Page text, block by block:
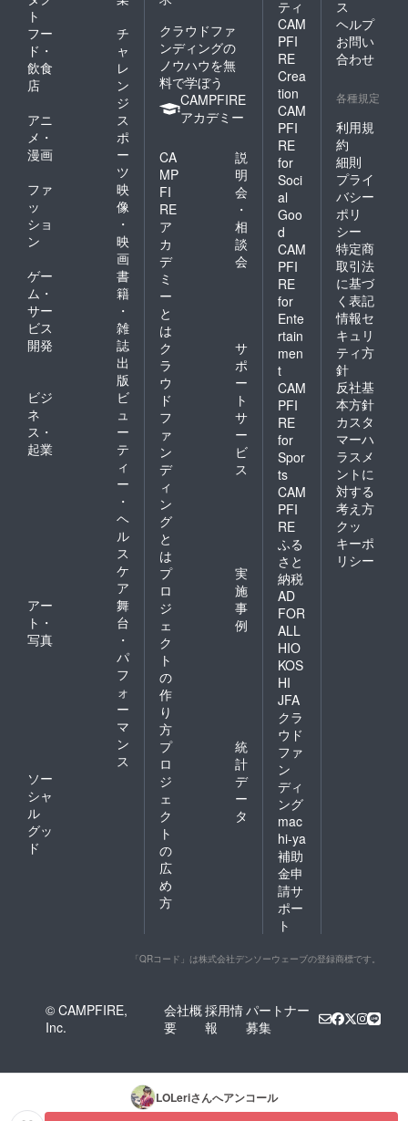
ト
フー
ド・
飲食
店
チ
ャ
レ
ン
ジ
アニ
メ・
漫画
ス
ポ
ー
ツ
ファ
ッ
ショ
ン
映
像
・
映
画
ゲー
ム・
サー
ビス
開発
書
籍
・
雑
誌
出
版
ビジ
ネ
ス・
起業
ビ
ュ
ー
テ
ィ
ー
・
ヘ
ル
ス
ケ
ア
アー
ト・
写真
舞
台
・
パ
フ
ォ
ー
マ
ン
ス
ソー
シャ
ル
グッ
ド
クラウドファ
ンディングの
ノウハウを無
料で学ぼう
CAMPFIRE
アカデミー
CA
MP
FI
RE
ア
カ
デ
ミ
ー
と
は
説
明
会
・
相
談
会
ク
ラ
ウ
ド
フ
ァ
ン
デ
ィ
ン
グ
と
は
サ
ポ
ー
ト
サ
ー
ビ
ス
プ
ロ
ジ
ェ
ク
ト
の
作
り
方
実
施
事
例
プ
ロ
ジ
ェ
ク
ト
の
広
め
方
統
計
デ
ー
タ
ティ
CAM
PFI
RE
Crea
tion
CAM
PFI
RE
for
Soci
al
Goo
d
CAM
PFI
RE
for
Ente
rtain
men
t
CAM
PFI
RE
for
Spor
ts
CAM
PFI
RE
ふる
さと
納税
AD
FOR
ALL
HIO
KOS
HI
JFA
クラ
ウド
ファ
ン
ディ
ング
mac
hi-ya
補助
金申
請サ
ポー
ト
ス
ヘルプ
お問い
合わせ
各種規定
利用規
約
細則
プライ
バシー
ポリ
シー
特定商
取引法
に基づ
く表記
情報セ
キュリ
ティ方
針
反社基
本方針
カスタ
マーハ
ラスメ
ントに
対する
考え方
クッ
キーポ
リシー
「QRコード」は株式会社デンソーウェーブの登録商標です。
© CAMPFIRE,
Inc.
会社概
要
採用情
報
パートナー
募集
LOLeriさんへアンコール